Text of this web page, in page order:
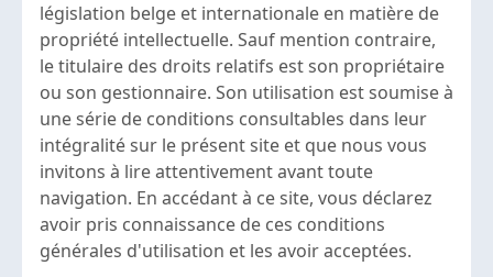
législation belge et internationale en matière de
propriété intellectuelle. Sauf mention contraire,
le titulaire des droits relatifs est son propriétaire
ou son gestionnaire. Son utilisation est soumise à
une série de conditions consultables dans leur
intégralité sur le présent site et que nous vous
invitons à lire attentivement avant toute
navigation. En accédant à ce site, vous déclarez
avoir pris connaissance de ces conditions
générales d'utilisation et les avoir acceptées.